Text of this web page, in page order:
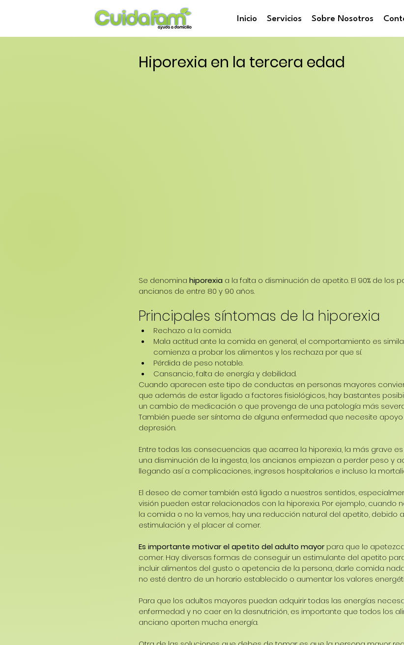
Inicio Servicios Sobre Nosotros
Hiporexia en la tercera edad
Se denomina hiporexia a la falta o disminución de apetito. El 90% de los
ancianos de entre 80 y 90 años.
Principales síntomas de la hiporexia
Rechazo a la comida.
Mala actitud ante la comida en general, el comportamiento es
comienza a probar los alimentos y los rechaza por que sí.
Pérdida de peso notable.
Cansancio, falta de energía y debilidad.
Cuando aparecen este tipo de conductas en personas mayores
que además de estar ligado a factores fisiológicos, hay bastantes
un cambio de medicación o que provenga de una patología más
También puede ser síntoma de alguna enfermedad que necesite
depresión.
Entre todas las consecuencias que acarrea la hiporexia, la más grave
una disminución de la ingesta, los ancianos empiezan a perder peso y
llegando así a complicaciones, ingresos hospitalarios e incluso la
El deseo de comer también está ligado a nuestros sentidos,
visión pueden estar relacionados con la hiporexia. Por ejemplo, cuando
la comida o no la vemos, hay una reducción natural del apetito, debido
estimulación y el placer al comer.
Es importante motivar el apetito del adulto mayor para que le
comer. Hay diversas formas de conseguir un estimulante del apetito
incluir alimentos del gusto o apetencia de la persona, darle comida
no esté dentro de un horario establecido o aumentar los valores
Para que los adultos mayores puedan adquirir todas las energías
enfermedad y no caer en la desnutrición, es importante que todos los
anciano aporten mucha energía.